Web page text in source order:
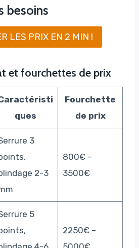
besoins
LES PRIX EN 2 MIN !
et fourchettes de prix
ques
Fourchette
de prix
3
2-3
800€ –
3500€
5
2250€ –